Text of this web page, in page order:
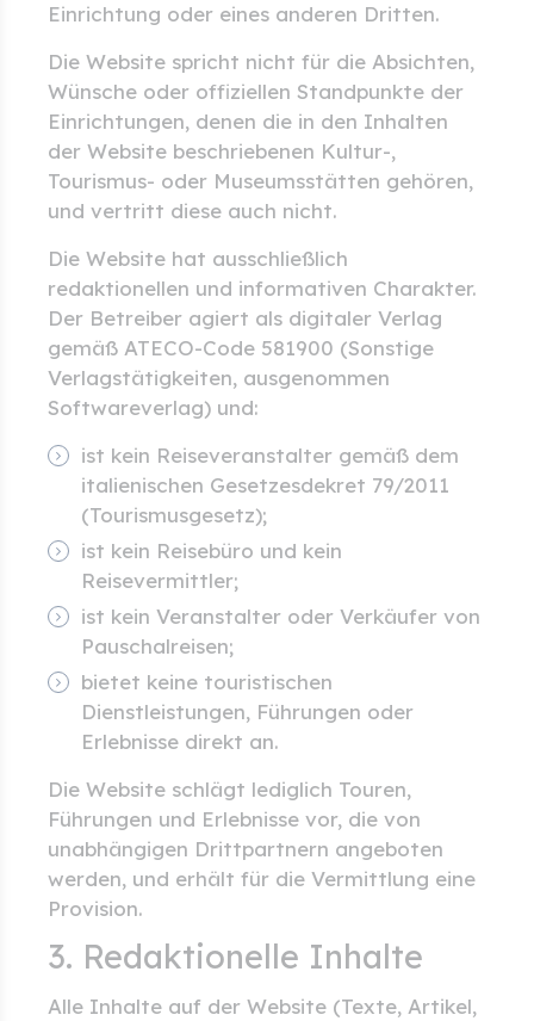
Einrichtung oder eines anderen Dritten.
Die Website spricht nicht für die Absichten,
Wünsche oder offiziellen Standpunkte der
Einrichtungen, denen die in den Inhalten
der Website beschriebenen Kultur-,
Tourismus- oder Museumsstätten gehören,
und vertritt diese auch nicht.
Die Website hat ausschließlich
redaktionellen und informativen Charakter.
Der Betreiber agiert als digitaler Verlag
gemäß ATECO-Code 581900 (Sonstige
Verlagstätigkeiten, ausgenommen
Softwareverlag) und:
ist kein Reiseveranstalter gemäß dem
italienischen Gesetzesdekret 79/2011
(Tourismusgesetz);
ist kein Reisebüro und kein
Reisevermittler;
ist kein Veranstalter oder Verkäufer von
Pauschalreisen;
bietet keine touristischen
Dienstleistungen, Führungen oder
Erlebnisse direkt an.
Die Website schlägt lediglich Touren,
Führungen und Erlebnisse vor, die von
unabhängigen Drittpartnern angeboten
werden, und erhält für die Vermittlung eine
Provision.
3. Redaktionelle Inhalte
Alle Inhalte auf der Website (Texte, Artikel,